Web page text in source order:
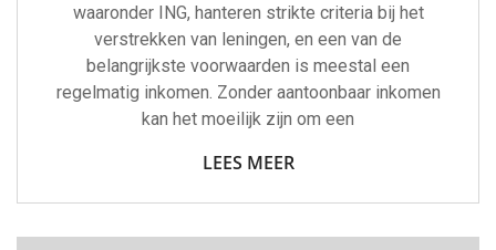
waaronder ING, hanteren strikte criteria bij het
verstrekken van leningen, en een van de
belangrijkste voorwaarden is meestal een
regelmatig inkomen. Zonder aantoonbaar inkomen
kan het moeilijk zijn om een
LEES MEER